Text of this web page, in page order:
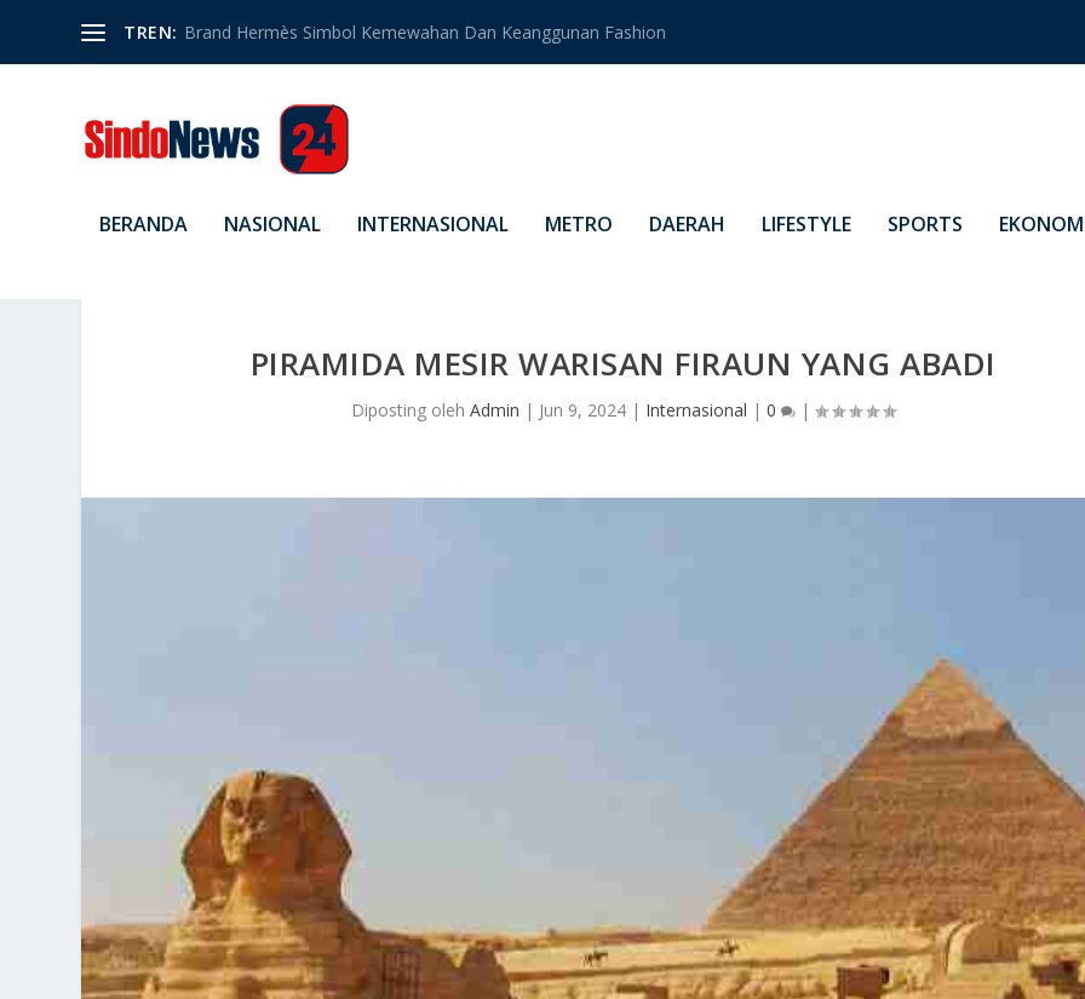
TREN: Brand Hermès Simbol Kemewahan Dan Keanggunan Fashion
BERANDA NASIONAL INTERNASIONAL METRO DAERAH LIFESTYLE SPORTS
PIRAMIDA MESIR WARISAN FIRAUN YANG ABADI
Diposting olehAdmin | Jun 9, 2024 | Internasional |0 |